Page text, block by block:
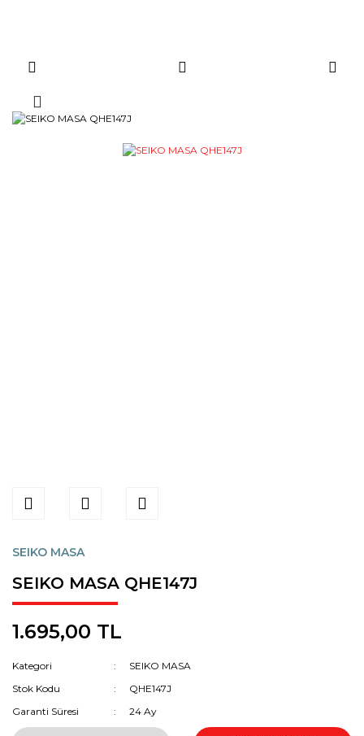
SEIKO MASA
SEIKO MASA QHE147J
1.695,00 TL
Kategori
SEIKO MASA
Stok Kodu
QHE147J
Garanti Süresi
24 Ay